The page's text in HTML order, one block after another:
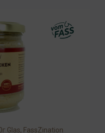
Glas, FassZination